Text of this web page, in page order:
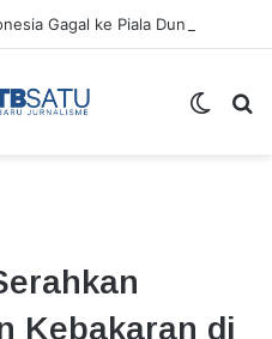
Kebakaran di